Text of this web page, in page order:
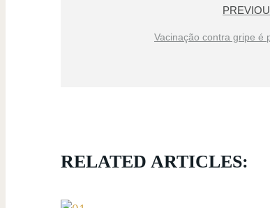
Vacinação contra gripe é
RELATED ARTICLES: